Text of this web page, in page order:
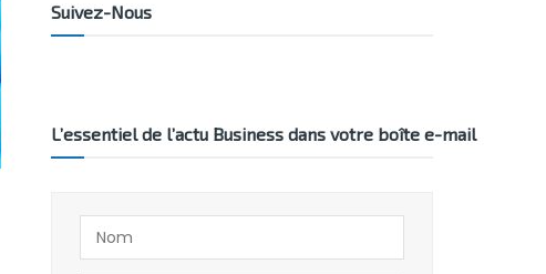
Suivez-Nous
L’essentiel de l’actu Business dans votre boîte e-mail